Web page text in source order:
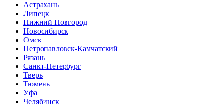
Астрахань
Липецк
Нижний Новгород
Новосибирск
Омск
Петропавловск-Камчатский
Рязань
Санкт-Петербург
Тверь
Тюмень
Уфа
Челябинск